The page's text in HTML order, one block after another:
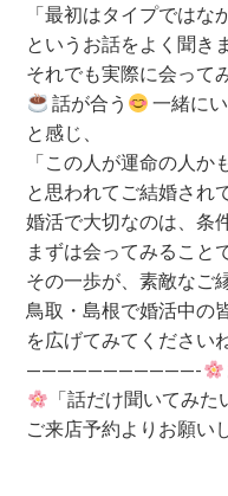
「最初はタイプではな
というお話をよく聞き
それでも実際に会って
話が合う
一緒に
と感じ、
「この人が運命の人か
と思われてご結婚され
婚活で大切なのは、条
まずは会ってみること
その一歩が、素敵なご
鳥取・島根で婚活中の
を広げてみてください
———————————-
「話だけ聞いてみ
ご来店予約よりお願い